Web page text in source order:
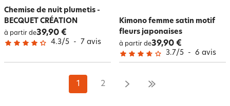
Chemise de nuit plumetis -
BECQUET CRÉATION
à partir de39,90 €
4.3/5 - 7 avis
Kimono femme satin motif
fleurs japonaises
à partir de39,90 €
3.7/5 - 6 avis
1 2